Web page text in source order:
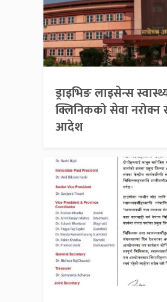
ड्राइभिङ लाइसेन्स
क्लिनिकको सेवा नरोक्न
आदेश